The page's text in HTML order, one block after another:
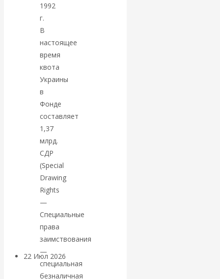
«Об этом
молчат»:
экономист
Валентин
Катасонов
считает, что
кризис в
банковской
сфере России
уже начался
22 Июл 2026
1992
г.
В
настоящее
время
квота
Украины
в
Фонде
составляет
1,37
млрд.
СДР
(Special
Drawing
Rights
—
Специальные
права
заимствования
—
специальная
безналичная